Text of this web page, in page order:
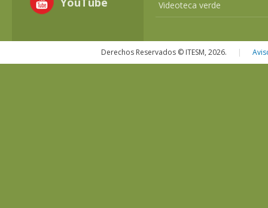
Videoteca verde
Derechos Reservados © ITESM, 2026. |